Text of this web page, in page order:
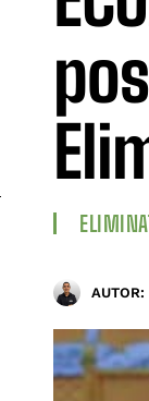
AUTOR: